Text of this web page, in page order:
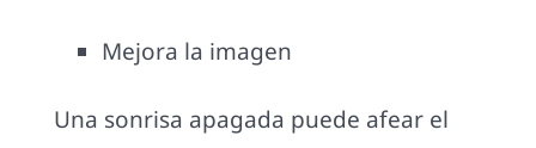
Mejora la imagen
Una sonrisa apagada puede afear el